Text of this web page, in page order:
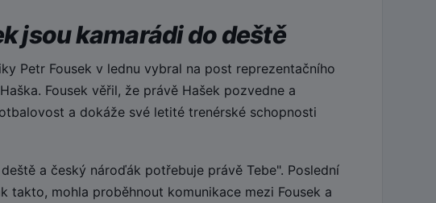
jsou kamarádi do deště
Petr Fousek v lednu vybral na post reprezentačního
Fousek věřil, že právě Hašek pozvedne a
a dokáže své letité trenérské schopnosti
a český nároďák potřebuje právě Tebe". Poslední
takto, mohla proběhnout komunikace mezi Fousek a